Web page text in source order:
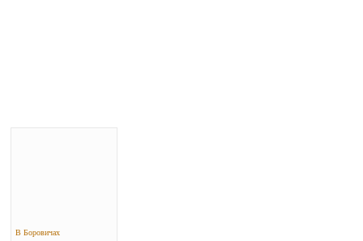
В Боровичах